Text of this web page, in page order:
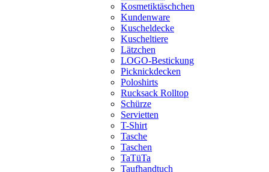
Kosmetiktäschchen
Kundenware
Kuscheldecke
Kuscheltiere
Lätzchen
LOGO-Bestickung
Picknickdecken
Poloshirts
Rucksack Rolltop
Schürze
Servietten
T-Shirt
Tasche
Taschen
TaTüTa
Taufhandtuch